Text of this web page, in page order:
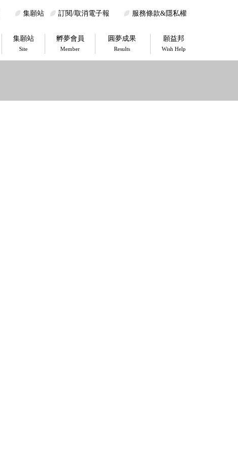
集願站 訂閱/取消電子報 服務條款&隱私權
集願站
Site
孵夢會員
Member
圓夢成果
Results
願益邦
Wish Help